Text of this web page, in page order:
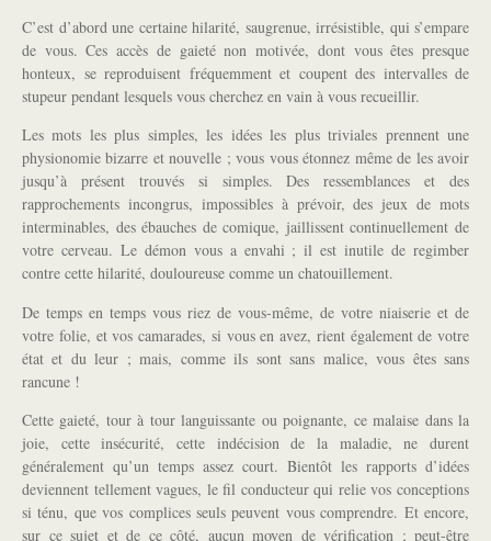
C’est d’abord une certaine hilarité, saugrenue, irrésistible, qui s’empare
de vous. Ces accès de gaieté non motivée, dont vous êtes presque
honteux, se reproduisent fréquemment et coupent des intervalles de
stupeur pendant lesquels vous cherchez en vain à vous recueillir.
Les mots les plus simples, les idées les plus triviales prennent une
physionomie bizarre et nouvelle ; vous vous étonnez même de les avoir
jusqu’à présent trouvés si simples. Des ressemblances et des
rapprochements incongrus, impossibles à prévoir, des jeux de mots
interminables, des ébauches de comique, jaillissent continuellement de
votre cerveau. Le démon vous a envahi ; il est inutile de regimber
contre cette hilarité, douloureuse comme un chatouillement.
De temps en temps vous riez de vous-même, de votre niaiserie et de
votre folie, et vos camarades, si vous en avez, rient également de votre
état et du leur ; mais, comme ils sont sans malice, vous êtes sans
rancune !
Cette gaieté, tour à tour languissante ou poignante, ce malaise dans la
joie, cette insécurité, cette indécision de la maladie, ne durent
généralement qu’un temps assez court. Bientôt les rapports d’idées
deviennent tellement vagues, le fil conducteur qui relie vos conceptions
si ténu, que vos complices seuls peuvent vous comprendre. Et encore,
sur ce sujet et de ce côté, aucun moyen de vérification ; peut-être